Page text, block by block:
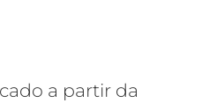
a partir da